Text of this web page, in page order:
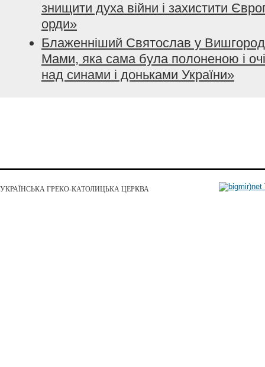
знищити духа війни і захистити
орди»
Блаженніший Святослав у
Мами, яка сама була полоненою і очі
над синами і доньками України»
УКРАЇНСЬКА ГРЕКО-КАТОЛИЦЬКА ЦЕРКВА